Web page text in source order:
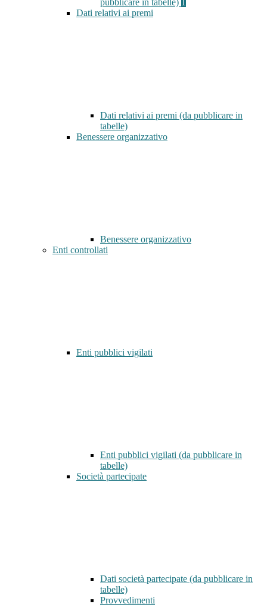
pubblicare in tabelle)
Dati relativi ai premi
Dati relativi ai premi (da pubblicare in
tabelle)
Benessere organizzativo
Benessere organizzativo
Enti controllati
Enti pubblici vigilati
Enti pubblici vigilati (da pubblicare in
tabelle)
Società partecipate
Dati società partecipate (da pubblicare in
tabelle)
Provvedimenti